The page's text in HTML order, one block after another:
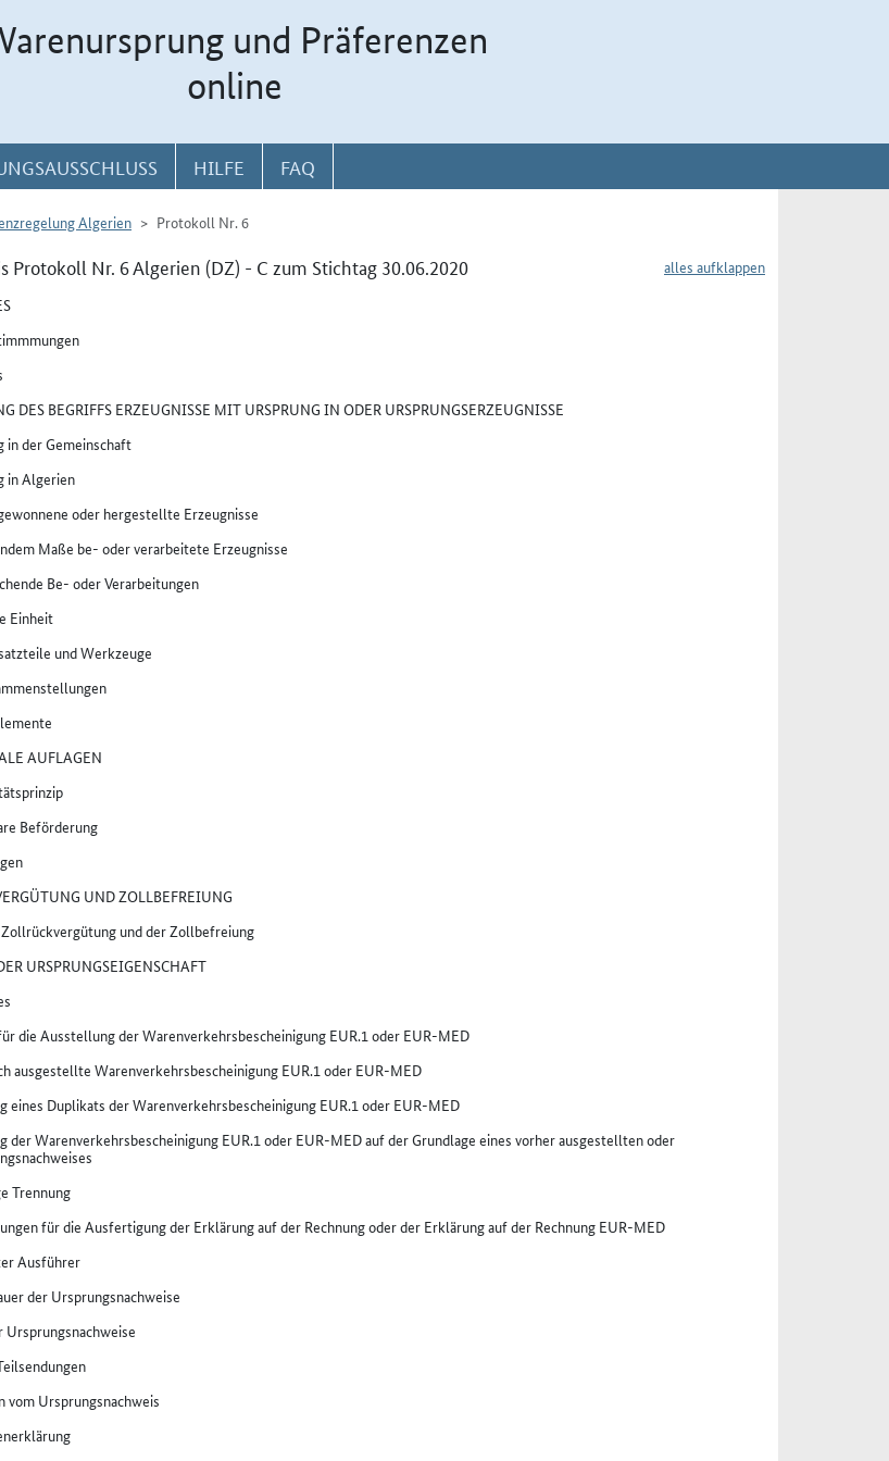
und Präferenzen
online
HILFE FAQ
Algerien Protokoll Nr. 6
alles aufklappen
Protokoll Nr. 6 Algerien (DZ) - C zum Stichtag 30.06.2020
DES BEGRIFFS ERZEUGNISSE MIT URSPRUNG IN ODER URSPRUNGSERZEUGNISSE
in der Gemeinschaft
in Algerien
oder hergestellte Erzeugnisse
Maße be- oder verarbeitete Erzeugnisse
Be- oder Verarbeitungen
Einheit
und Werkzeuge
AUFLAGEN
Beförderung
UND ZOLLBEFREIUNG
und der Zollbefreiung
URSPRUNGSEIGENSCHAFT
die Ausstellung der Warenverkehrsbescheinigung EUR.1 oder EUR-MED
ausgestellte Warenverkehrsbescheinigung EUR.1 oder EUR-MED
eines Duplikats der Warenverkehrsbescheinigung EUR.1 oder EUR-MED
der Warenverkehrsbescheinigung EUR.1 oder EUR-MED auf der Grundlage eines vorher ausgestellten oder
Trennung
für die Ausfertigung der Erklärung auf der Rechnung oder der Erklärung auf der Rechnung EUR-MED
Ausführer
der Ursprungsnachweise
Ursprungsnachweise
vom Ursprungsnachweis